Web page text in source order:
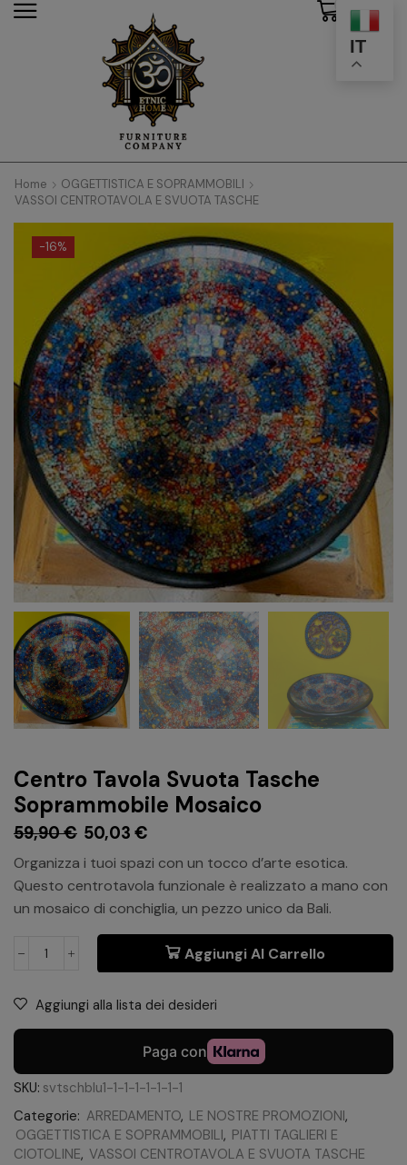
IT
Home
OGGETTISTICA E SOPRAMMOBILI
VASSOI CENTROTAVOLA E SVUOTA TASCHE
-16%
Centro Tavola Svuota Tasche
Soprammobile Mosaico
59,90€ 50,03 €
Organizza i tuoi spazi con un tocco d’arte esotica.
Questo centrotavola funzionale è realizzato a mano con
un mosaico di conchiglia, un pezzo unico da Bali.
Aggiungi Al Carrello
Aggiungi alla lista dei desideri
SKU: svtschblu1-1-1-1-1-1-1-1
Categorie: ARREDAMENTO, LE NOSTRE PROMOZIONI,
OGGETTISTICA E SOPRAMMOBILI, PIATTI TAGLIERI E
CIOTOLINE, VASSOI CENTROTAVOLA E SVUOTA TASCHE